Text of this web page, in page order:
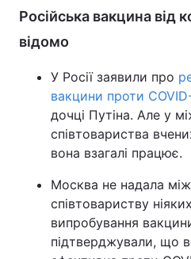
Російська вакцина від
відомо
У Росії заявили про
вакцини проти
дочці Путіна. Але у
співтовариства
вона взагалі працює.
Москва не надала
співтовариству
випробування
підтверджували, що